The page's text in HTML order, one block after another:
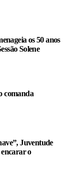
os 50 anos
Solene
comanda
Juventude
o